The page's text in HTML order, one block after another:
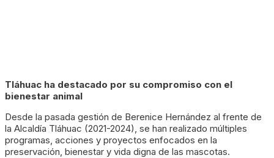
Tláhuac ha destacado por su compromiso con el
bienestar animal
Desde la pasada gestión de Berenice Hernández al frente de
la Alcaldía Tláhuac (2021-2024), se han realizado múltiples
programas, acciones y proyectos enfocados en la
preservación, bienestar y vida digna de las mascotas.